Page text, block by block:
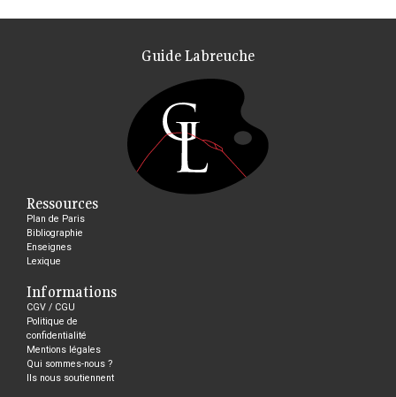
Guide Labreuche
Ressources
Plan de Paris
Bibliographie
Enseignes
Lexique
Informations
CGV / CGU
Politique de
confidentialité
Mentions légales
Qui sommes-nous ?
Ils nous soutiennent